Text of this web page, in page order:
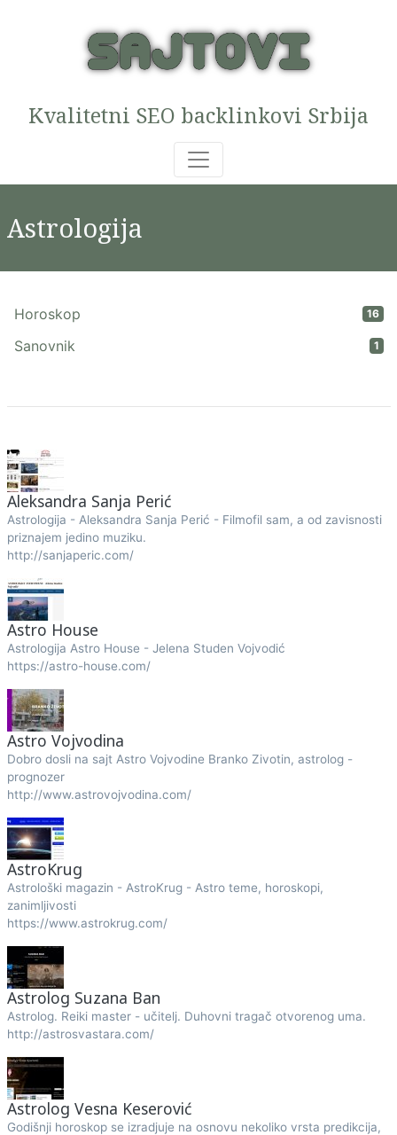
Kvalitetni SEO backlinkovi Srbija
Astrologija
Horoskop 16
Sanovnik 1
Aleksandra Sanja Perić
Astrologija - Aleksandra Sanja Perić - Filmofil sam, a od zavisnosti
priznajem jedino muziku.
http://sanjaperic.com/
Astro House
Astrologija Astro House - Jelena Studen Vojvodić
https://astro-house.com/
Astro Vojvodina
Dobro dosli na sajt Astro Vojvodine Branko Zivotin, astrolog -
prognozer
http://www.astrovojvodina.com/
AstroKrug
Astrološki magazin - AstroKrug - Astro teme, horoskopi,
zanimljivosti
https://www.astrokrug.com/
Astrolog Suzana Ban
Astrolog. Reiki master - učitelj. Duhovni tragač otvorenog uma.
http://astrosvastara.com/
Astrolog Vesna Keserović
Godišnji horoskop se izradjuje na osnovu nekoliko vrsta predikcija,